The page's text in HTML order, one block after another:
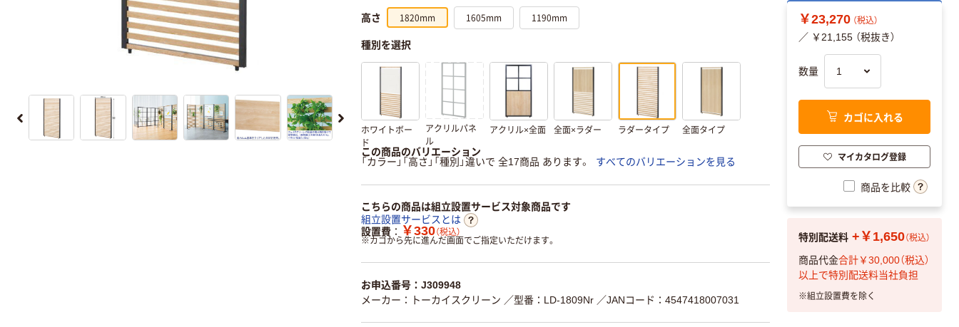
高さ 1820mm 1605mm 1190mm
種別を選択
ホワイトボー
ド
アクリルパネ
ル
アクリル×全面 全面×ラダー ラダータイプ 全面タイプ
この商品のバリエーション
「カラー」「高さ」「種別」違いで 全17商品 あります。
すべてのバリエーションを見る
こちらの商品は組立設置サービス対象商品です
組立設置サービスとは
設置費
￥330（税込）
※カゴから先に進んだ画面でご指定いただけます。
お申込番号：J309948
メーカー：トーカイスクリーン ／型番：LD-1809Nr ／JANコード：4547418007031
￥23,270 （税込）
／ ￥21,155 （税抜き）
数量
カゴに入れる
マイカタログ登録
商品を比較
特別配送料 +￥1,650（税込）
商品代金合計￥30,000（税込）
以上で特別配送料当社負担
※組立設置費を除く